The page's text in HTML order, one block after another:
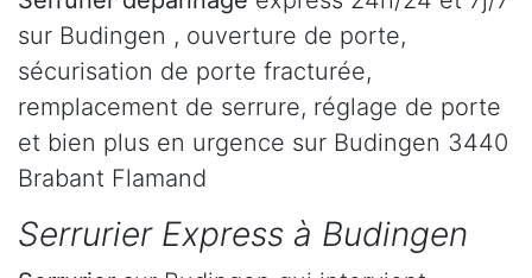
sur Budingen , ouverture de porte,
sécurisation de porte fracturée,
remplacement de serrure, réglage de porte
et bien plus en urgence sur Budingen 3440
Brabant Flamand
Serrurier Express à Budingen